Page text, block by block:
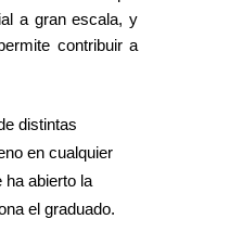
a gran escala, y
contribuir a
distintas
en cualquier
ha abierto la
el graduado.